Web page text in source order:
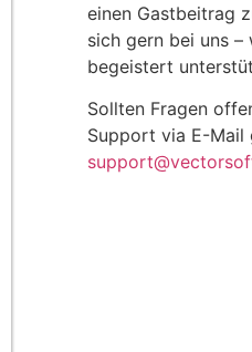
einen Gastbeitrag
sich gern bei uns –
begeistert
Sollten Fragen
Support via E-Mail